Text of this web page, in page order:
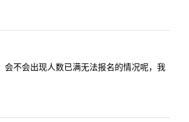
不会出现人数已满无法报名的情况呢，我